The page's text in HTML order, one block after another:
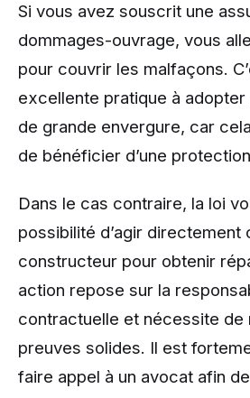
Si vous avez souscrit une
dommages-ouvrage, vous
pour couvrir les malfaçons.
excellente pratique à
de grande envergure, car
de bénéficier d’une
Dans le cas contraire, la loi
possibilité d’agir directement
constructeur pour obtenir
action repose sur la
contractuelle et nécessite de
preuves solides. Il est
faire appel à un avocat afin